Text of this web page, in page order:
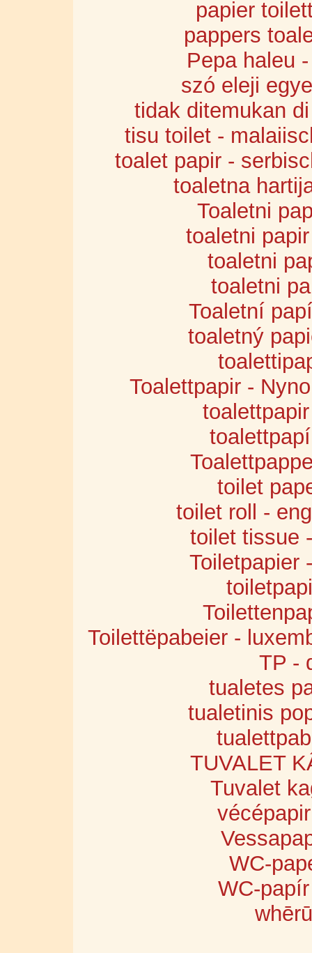
papier
pappers
Pepa haleu
szó eleji
tidak ditemukan
tisu toilet -
toalet papir -
toaletna
Toaletni
toaletni
toaletni
toaletni
Toaletní
toaletný
Toalettpapir -
toilet
toilet roll -
toilet tissue
Toiletpapier
Toilettëpabeier -
TP -
tualetes
tualetinis
TUVALET
Tuvalet
WC-
WC-